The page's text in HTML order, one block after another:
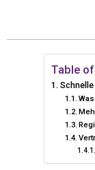
W
T
R
Table